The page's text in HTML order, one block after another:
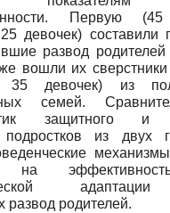
Первую
девочек) составили
развод
вошли их сверстники
35 девочек) из
семей.
защитного и
подростков из двух
на
развод родителей.